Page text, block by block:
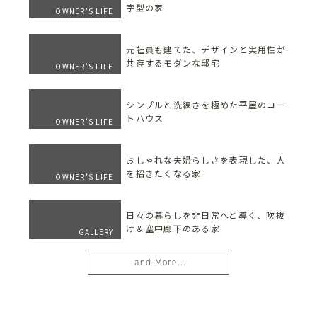
OWNER'S LIFE
字型の家
OWNER'S LIFE
元社員も建てた、デザインと実用性が
共存するモダンな邸宅
OWNER'S LIFE
シンプルと洗練さを極めた平屋のコー
トハウス
OWNER'S LIFE
おしゃれな夫婦らしさを表現した、人
を招きたくなる家
GALLERY
日々の暮らしを非日常へと導く、吹抜
け＆空中廊下のある家
and More...